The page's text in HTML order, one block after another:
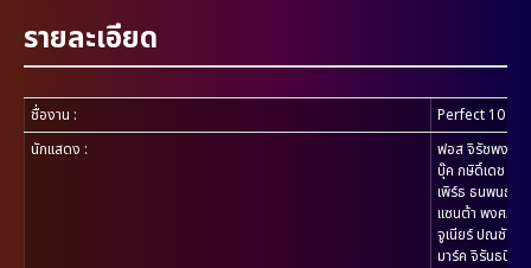
รายละเอียด
ชื่องาน :
Perfect 10
นักแสดง :
ฟอส จิรัชพงศ์ ศ
บุ๊ค กษิดิ์เดช ปลู
เพิร์ธ ธนพนธ์ สุ
แซนต้า พงศภัค
จูเนียร์ ปณชัย ศ
มาร์ค จิรันธนิน